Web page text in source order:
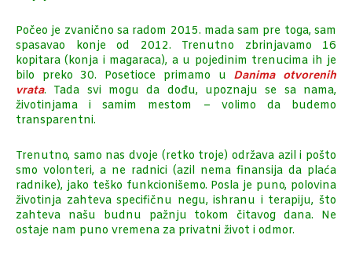
Počeo je zvanično sa radom 2015. mada sam pre toga, sam
spasavao konje od 2012. Trenutno zbrinjavamo 16
kopitara (konja i magaraca), a u pojedinim trenucima ih je
bilo preko 30. Posetioce primamo u Danima otvorenih
vrata. Tada svi mogu da dođu, upoznaju se sa nama,
životinjama i samim mestom – volimo da budemo
transparentni.
Trenutno, samo nas dvoje (retko troje) održava azil i pošto
smo volonteri, a ne radnici (azil nema finansija da plaća
radnike), jako teško funkcionišemo. Posla je puno, polovina
životinja zahteva specifičnu negu, ishranu i terapiju, što
zahteva našu budnu pažnju tokom čitavog dana. Ne
ostaje nam puno vremena za privatni život i odmor.